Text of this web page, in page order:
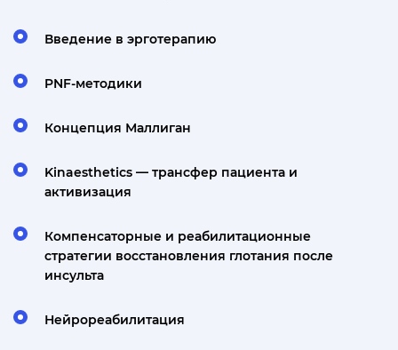
Введение в эрготерапию
PNF-методики
Концепция Маллиган
Kinaesthetics — трансфер пациента и
активизация
Компенсаторные и реабилитационные
стратегии восстановления глотания после
инсульта
Нейрореабилитация